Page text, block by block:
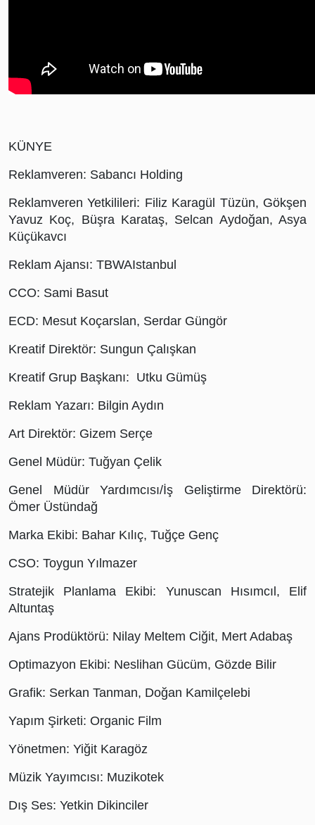
KÜNYE
Reklamveren: Sabancı Holding
Reklamveren Yetkilileri: Filiz Karagül Tüzün, Gökşen
Yavuz Koç, Büşra Karataş, Selcan Aydoğan, Asya
Küçükavcı
Reklam Ajansı: TBWAIstanbul
CCO: Sami Basut
ECD: Mesut Koçarslan, Serdar Güngör
Kreatif Direktör: Sungun Çalışkan
Kreatif Grup Başkanı:  Utku Gümüş
Reklam Yazarı: Bilgin Aydın
Art Direktör: Gizem Serçe
Genel Müdür: Tuğyan Çelik
Genel Müdür Yardımcısı/İş Geliştirme Direktörü:
Ömer Üstündağ
Marka Ekibi: Bahar Kılıç, Tuğçe Genç
CSO: Toygun Yılmazer
Stratejik Planlama Ekibi: Yunuscan Hısımcıl, Elif
Altuntaş
Ajans Prodüktörü: Nilay Meltem Ciğit, Mert Adabaş
Optimazyon Ekibi: Neslihan Gücüm, Gözde Bilir
Grafik: Serkan Tanman, Doğan Kamilçelebi
Yapım Şirketi: Organic Film
Yönetmen: Yiğit Karagöz
Müzik Yayımcısı: Muzikotek
Dış Ses: Yetkin Dikinciler